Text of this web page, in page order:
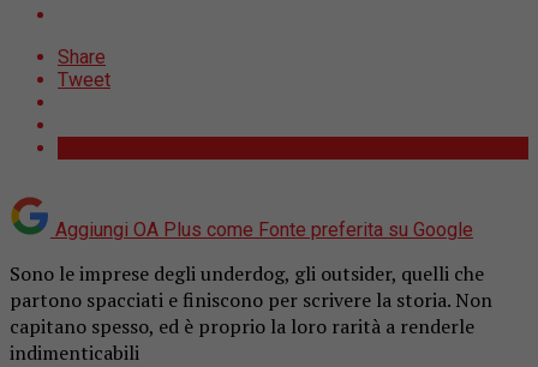
Share
Tweet
Aggiungi OA Plus come Fonte preferita su Google
Sono le imprese degli underdog, gli outsider, quelli che
partono spacciati e finiscono per scrivere la storia. Non
capitano spesso, ed è proprio la loro rarità a renderle
indimenticabili